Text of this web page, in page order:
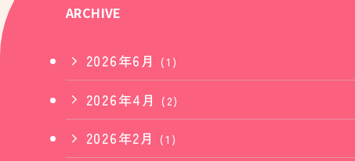
ARCHIVE
2026年6月 (1)
2026年4月 (2)
2026年2月 (1)